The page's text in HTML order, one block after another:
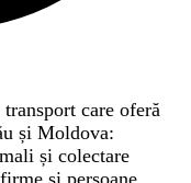
care oferă
și Moldova:
și colectare
și persoane